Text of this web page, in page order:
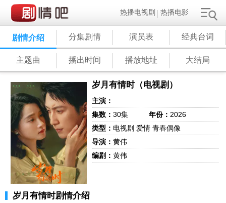
热播电视剧 热播电影
剧情介绍 分集剧情 演员表 经典台词
主题曲 播出时间 播放地址 大结局
岁月有情时（电视剧）
主演：
集数：30集 年份： 2026
类型： 电视剧 爱情 青春偶像
导演：黄伟
编剧：黄伟
岁月有情时剧情介绍